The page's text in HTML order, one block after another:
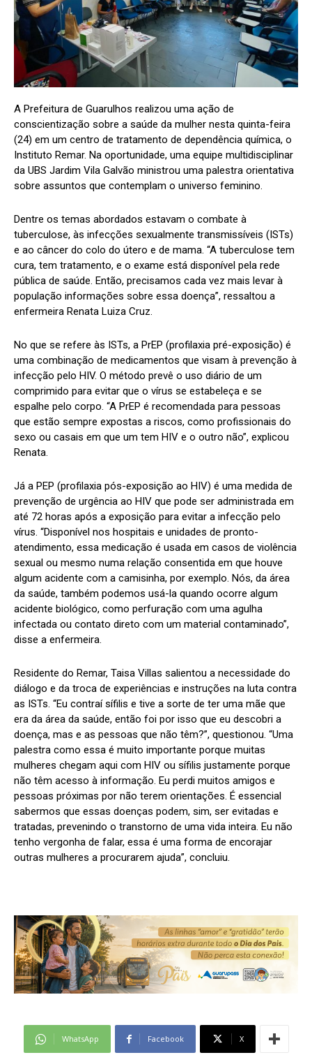
A Prefeitura de Guarulhos realizou uma ação de
conscientização sobre a saúde da mulher nesta quinta-feira
(24) em um centro de tratamento de dependência química, o
Instituto Remar. Na oportunidade, uma equipe multidisciplinar
da UBS Jardim Vila Galvão ministrou uma palestra orientativa
sobre assuntos que contemplam o universo feminino.
Dentre os temas abordados estavam o combate à
tuberculose, às infecções sexualmente transmissíveis (ISTs)
e ao câncer do colo do útero e de mama. “A tuberculose tem
cura, tem tratamento, e o exame está disponível pela rede
pública de saúde. Então, precisamos cada vez mais levar à
população informações sobre essa doença”, ressaltou a
enfermeira Renata Luiza Cruz.
No que se refere às ISTs, a PrEP (profilaxia pré-exposição) é
uma combinação de medicamentos que visam à prevenção à
infecção pelo HIV. O método prevê o uso diário de um
comprimido para evitar que o vírus se estabeleça e se
espalhe pelo corpo. “A PrEP é recomendada para pessoas
que estão sempre expostas a riscos, como profissionais do
sexo ou casais em que um tem HIV e o outro não”, explicou
Renata.
Já a PEP (profilaxia pós-exposição ao HIV) é uma medida de
prevenção de urgência ao HIV que pode ser administrada em
até 72 horas após a exposição para evitar a infecção pelo
vírus. “Disponível nos hospitais e unidades de pronto-
atendimento, essa medicação é usada em casos de violência
sexual ou mesmo numa relação consentida em que houve
algum acidente com a camisinha, por exemplo. Nós, da área
da saúde, também podemos usá-la quando ocorre algum
acidente biológico, como perfuração com uma agulha
infectada ou contato direto com um material contaminado”,
disse a enfermeira.
Residente do Remar, Taisa Villas salientou a necessidade do
diálogo e da troca de experiências e instruções na luta contra
as ISTs. “Eu contraí sífilis e tive a sorte de ter uma mãe que
era da área da saúde, então foi por isso que eu descobri a
doença, mas e as pessoas que não têm?”, questionou. “Uma
palestra como essa é muito importante porque muitas
mulheres chegam aqui com HIV ou sífilis justamente porque
não têm acesso à informação. Eu perdi muitos amigos e
pessoas próximas por não terem orientações. É essencial
sabermos que essas doenças podem, sim, ser evitadas e
tratadas, prevenindo o transtorno de uma vida inteira. Eu não
tenho vergonha de falar, essa é uma forma de encorajar
outras mulheres a procurarem ajuda”, concluiu.
WhatsApp Facebook X